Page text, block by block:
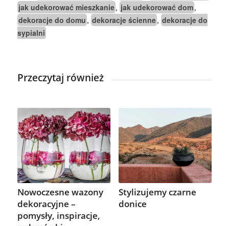
jak udekorować mieszkanie, jak udekorować dom,
dekoracje do domu , dekoracje ścienne, dekoracje do
sypialni
Przeczytaj również
Nowoczesne wazony
dekoracyjne –
pomysły, inspiracje,
Stylizujemy czarne
donice